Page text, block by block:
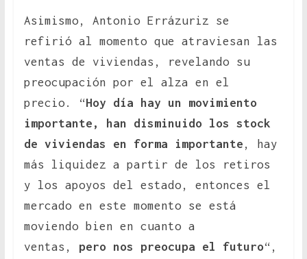
Asimismo, Antonio Errázuriz se
refirió al momento que atraviesan las
ventas de viviendas, revelando su
preocupación por el alza en el
precio. “Hoy día hay un movimiento
importante, han disminuido los stock
de viviendas en forma importante , hay
más liquidez a partir de los retiros
y los apoyos del estado, entonces el
mercado en este momento se está
moviendo bien en cuanto a
ventas, pero nos preocupa el futuro“,